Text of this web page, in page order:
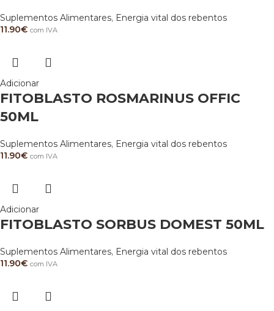
Suplementos Alimentares, Energia vital dos rebentos
11.90€ com IVA
Adicionar
FITOBLASTO ROSMARINUS OFFIC
50ML
Suplementos Alimentares, Energia vital dos rebentos
11.90€ com IVA
Adicionar
FITOBLASTO SORBUS DOMEST 50ML
Suplementos Alimentares, Energia vital dos rebentos
11.90€ com IVA